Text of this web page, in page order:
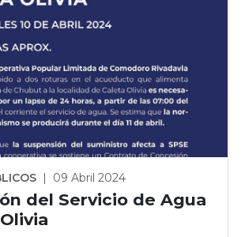
| 09 Abril 2024
del Servicio de Agua